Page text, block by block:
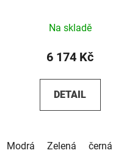
Na skladě
6 174 Kč
DETAIL
Modrá Zelená černá